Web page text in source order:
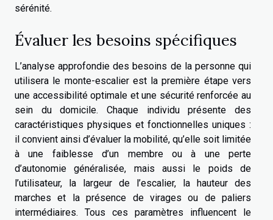
sérénité.
Évaluer les besoins spécifiques
L’analyse approfondie des besoins de la personne qui
utilisera le monte-escalier est la première étape vers
une accessibilité optimale et une sécurité renforcée au
sein du domicile. Chaque individu présente des
caractéristiques physiques et fonctionnelles uniques :
il convient ainsi d’évaluer la mobilité, qu’elle soit limitée
à une faiblesse d’un membre ou à une perte
d’autonomie généralisée, mais aussi le poids de
l’utilisateur, la largeur de l’escalier, la hauteur des
marches et la présence de virages ou de paliers
intermédiaires. Tous ces paramètres influencent le